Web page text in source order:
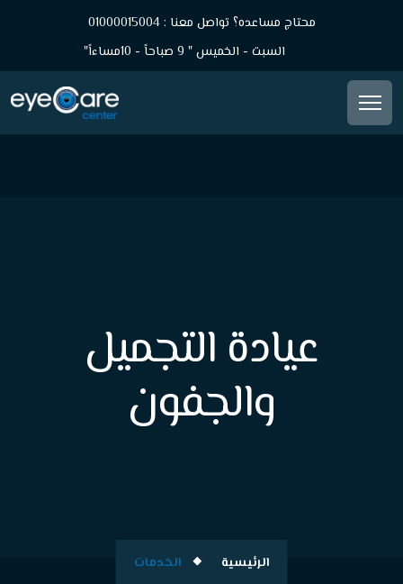
محتاج مساعده؟ تواصل معنا : 01000015004
السبت - الخميس " 9 صباحاً - 10مساءاً"
عيادة التجميل
والجفون
الرئيسية الخدمات